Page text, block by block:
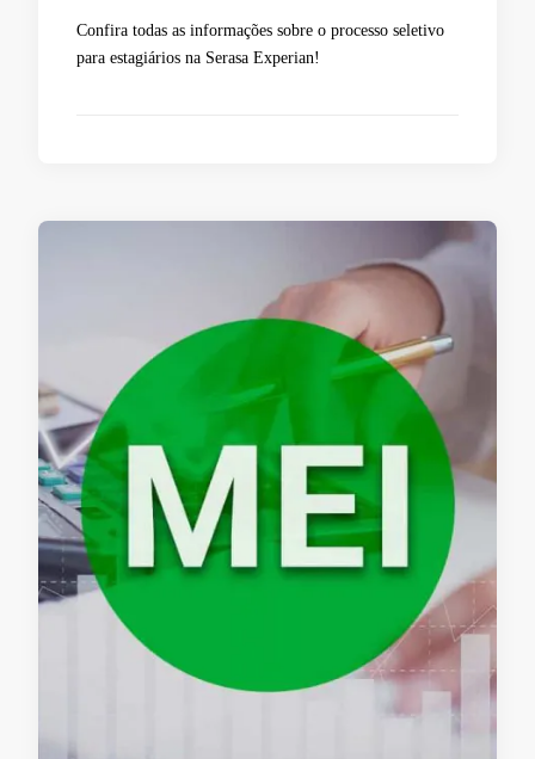
Confira todas as informações sobre o processo seletivo
para estagiários na Serasa Experian!